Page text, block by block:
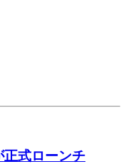
式ローンチ